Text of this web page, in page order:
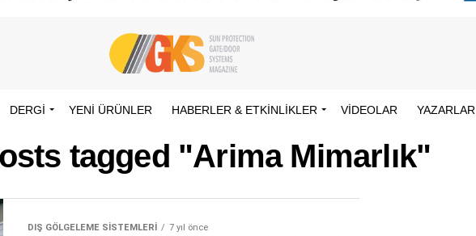
DERGİ YENI ÜRÜNLER HABERLER & ETKINLIKLER VIDEOLAR YAZARLAR
tagged "Arima Mimarlık"
DIŞ GÖLGELEME SISTEMLERI 7 yıl önce